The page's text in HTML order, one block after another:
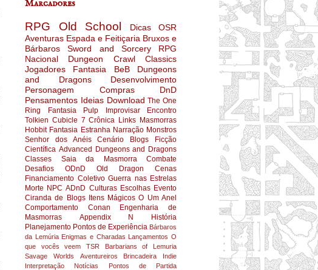
Marcadores
RPG Old School Dicas
OSR
Aventuras Espada e Feitiçaria Bruxos e
Bárbaros
Sword and Sorcery
RPG
Nacional
Dungeon Crawl Classics
Jogadores
Fantasia BeB
Dungeons
and Dragons
Desenvolvimento
Personagem
Compras
DnD
Pensamentos Ideias Download The One
Ring
Fantasia Pulp Improvisar
Encontro
Tolkien Cubicle 7 Crônica Links Masmorras
Hobbit Fantasia Estranha Narração Monstros
Senhor dos Anéis
Cenário Blogs
Ficção
Científica Advanced Dungeons and Dragons
Classes
Saia da Masmorra
Combate
Desafios
ODnD Old Dragon
Cenas
Financiamento Coletivo Guerra nas Estrelas
Morte NPC ADnD Culturas Escolhas Evento
Ciranda de Blogs
Itens Mágicos O Um Anel
Comportamento
Conan
Engenharia de
Masmorras
Appendix N
História
Planejamento Pontos de Experiência Bárbaros
da Lemúria Enigmas e Charadas Lançamentos O
que vocês veem
TSR
Barbarians of Lemuria
Savage Worlds
Aventureiros Brincadeira
Indie
Interpretação
Notícias Pontos de Partida